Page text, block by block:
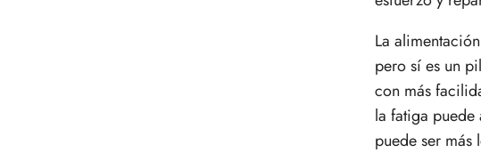
La
pero sí es un
con más
la fatiga
puede ser más